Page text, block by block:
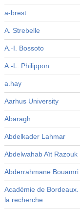
a-brest
A. Strebelle
A.-I. Bossoto
A.-L. Philippon
a.hay
Aarhus University
Abaragh
Abdelkader Lahmar
Abdelwahab Aït Razouk
Abderrahmane Bouamri
Académie de
la recherche